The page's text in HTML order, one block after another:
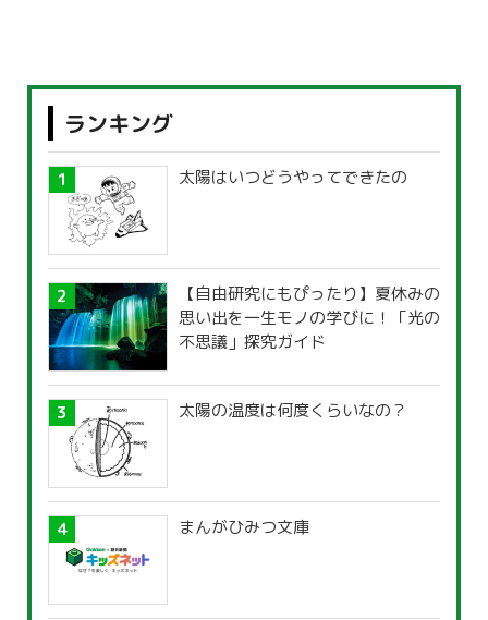
ランキング
太陽はいつどうやってできたの
【自由研究にもぴったり】夏休みの
思い出を一生モノの学びに！「光の
不思議」探究ガイド
太陽の温度は何度くらいなの？
まんがひみつ文庫